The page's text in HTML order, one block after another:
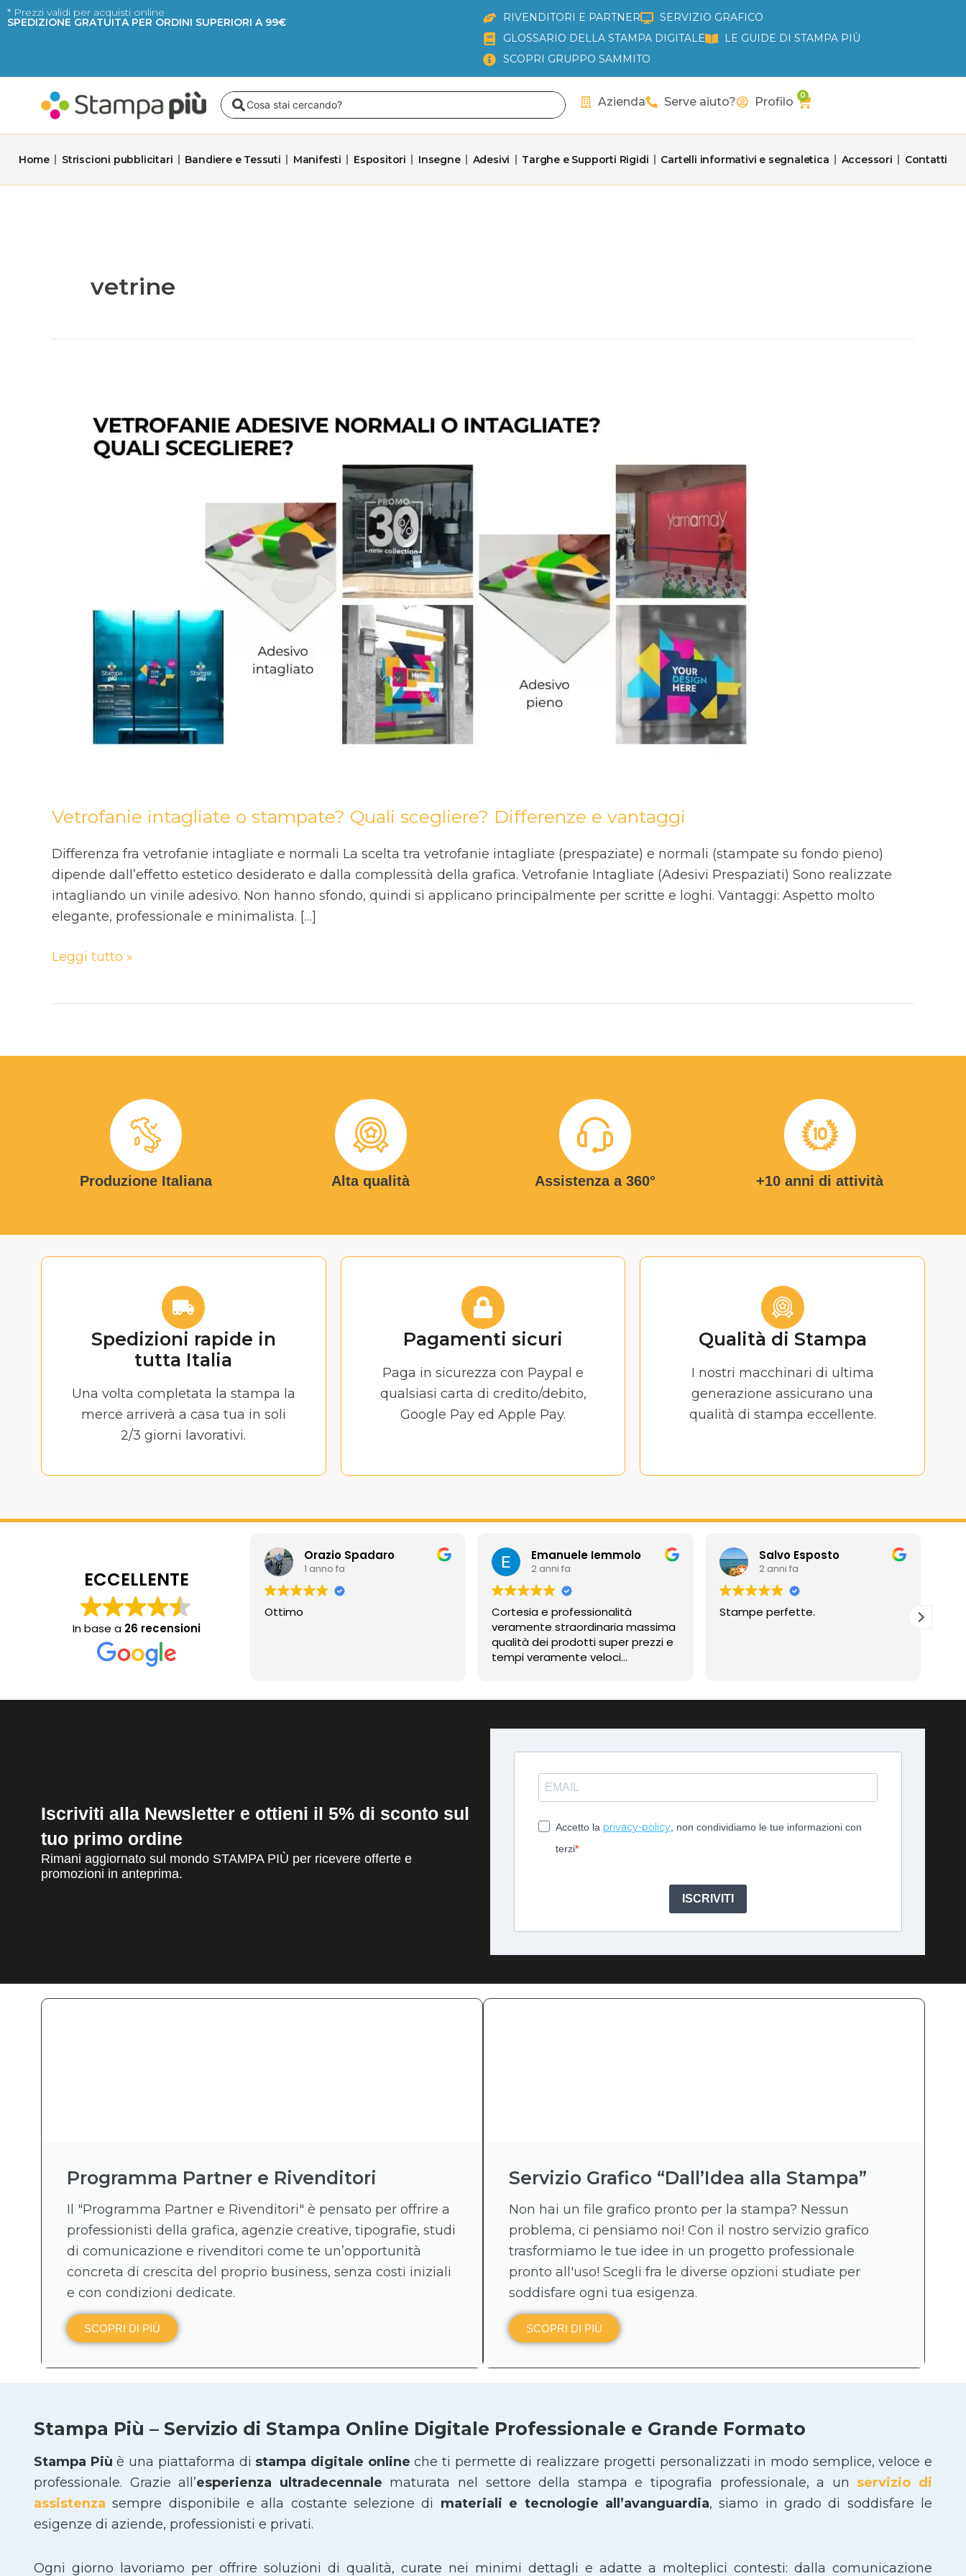
Vai
al
* Prezzi validi per acquisti online
SPEDIZIONE GRATUITA PER ORDINI SUPERIORI A 99€ RIVENDITORI E PARTNER
SERVIZIO GRAFICO
GLOSSARIO DELLA STAMPA DIGITALE
LE GUIDE DI STAMPA PIÙ
SCOPRI GRUPPO SAMMITO
Search
Azienda Serve aiuto? Profilo 0
Carrello
Home Striscioni pubblicitari Bandiere e Tessuti Manifesti Espositori Insegne Adesivi Targhe e Supporti Rigidi Cartelli informativi e segnaletica Accessori Contatti
vetrine
Vetrofanie intagliate o stampate? Quali scegliere? Differenze e vantaggi
Differenza fra vetrofanie intagliate e normali La scelta tra vetrofanie intagliate (prespaziate) e normali (stampate su fondo pieno)
dipende dall’effetto estetico desiderato e dalla complessità della grafica. Vetrofanie Intagliate (Adesivi Prespaziati) Sono realizzate
intagliando un vinile adesivo. Non hanno sfondo, quindi si applicano principalmente per scritte e loghi. Vantaggi: Aspetto molto
elegante, professionale e minimalista. […]
stampate?
Leggi tutto »
Produzione Italiana Alta qualità Assistenza a 360° +10 anni di attività
Spedizioni rapide in
tutta Italia
Una volta completata la stampa la
merce arriverà a casa tua in soli
2/3 giorni lavorativi.
Pagamenti sicuri
Paga in sicurezza con Paypal e
qualsiasi carta di credito/debito,
Google Pay ed Apple Pay.
Qualità di Stampa
I nostri macchinari di ultima
generazione assicurano una
qualità di stampa eccellente.
ECCELLENTE
In base a 26 recensioni
Orazio Spadaro
1 anno fa
Ottimo
Emanuele Iemmolo
2 anni fa
Cortesia e professionalità
veramente straordinaria massima
qualità dei prodotti super prezzi e
tempi veramente veloci
Salvo Esposto
2 anni fa
Stampe perfette.
Iscriviti alla Newsletter e ottieni il 5% di sconto sul
tuo primo ordine
Rimani aggiornato sul mondo STAMPA PIÙ per ricevere offerte e
promozioni in anteprima.
Accetto la privacy-policy, non condividiamo le tue informazioni con
terzi
ISCRIVITI
Programma Partner e Rivenditori
Il "Programma Partner e Rivenditori" è pensato per offrire a
professionisti della grafica, agenzie creative, tipografie, studi
di comunicazione e rivenditori come te un’opportunità
concreta di crescita del proprio business, senza costi iniziali
e con condizioni dedicate.
SCOPRI DI PIÙ
Servizio Grafico “Dall’Idea alla Stampa”
Non hai un file grafico pronto per la stampa? Nessun
problema, ci pensiamo noi! Con il nostro servizio grafico
trasformiamo le tue idee in un progetto professionale
pronto all'uso! Scegli fra le diverse opzioni studiate per
soddisfare ogni tua esigenza.
SCOPRI DI PIÙ
Stampa Più – Servizio di Stampa Online Digitale Professionale e Grande Formato
Stampa Più è una piattaforma di stampa digitale online che ti permette di realizzare progetti personalizzati in modo semplice, veloce e
professionale. Grazie all’esperienza ultradecennale maturata nel settore della stampa e tipografia professionale, a un servizio di
assistenza sempre disponibile e alla costante selezione di materiali e tecnologie all’avanguardia, siamo in grado di soddisfare le
esigenze di aziende, professionisti e privati.
Ogni giorno lavoriamo per offrire soluzioni di qualità, curate nei minimi dettagli e adatte a molteplici contesti: dalla comunicazione